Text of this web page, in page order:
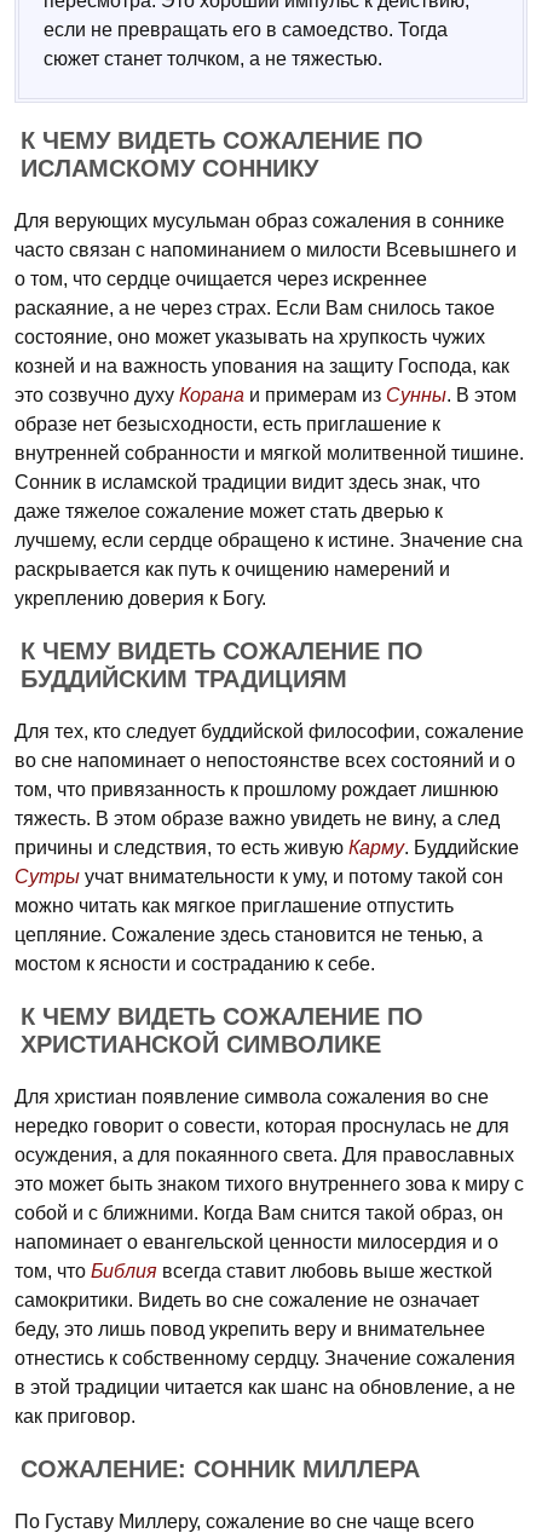
если не превращать его в самоедство. Тогда
сюжет станет толчком, а не тяжестью.
К ЧЕМУ ВИДЕТЬ СОЖАЛЕНИЕ ПО
ИСЛАМСКОМУ СОННИКУ
Для верующих мусульман образ сожаления в соннике
часто связан с напоминанием о милости Всевышнего и
о том, что сердце очищается через искреннее
раскаяние, а не через страх. Если Вам снилось такое
состояние, оно может указывать на хрупкость чужих
козней и на важность упования на защиту Господа, как
это созвучно духу Корана и примерам из Сунны. В этом
образе нет безысходности, есть приглашение к
внутренней собранности и мягкой молитвенной тишине.
Сонник в исламской традиции видит здесь знак, что
даже тяжелое сожаление может стать дверью к
лучшему, если сердце обращено к истине. Значение сна
раскрывается как путь к очищению намерений и
укреплению доверия к Богу.
К ЧЕМУ ВИДЕТЬ СОЖАЛЕНИЕ ПО
БУДДИЙСКИМ ТРАДИЦИЯМ
Для тех, кто следует буддийской философии, сожаление
во сне напоминает о непостоянстве всех состояний и о
том, что привязанность к прошлому рождает лишнюю
тяжесть. В этом образе важно увидеть не вину, а след
причины и следствия, то есть живую Карму. Буддийские
Сутры учат внимательности к уму, и потому такой сон
можно читать как мягкое приглашение отпустить
цепляние. Сожаление здесь становится не тенью, а
мостом к ясности и состраданию к себе.
К ЧЕМУ ВИДЕТЬ СОЖАЛЕНИЕ ПО
ХРИСТИАНСКОЙ СИМВОЛИКЕ
Для христиан появление символа сожаления во сне
нередко говорит о совести, которая проснулась не для
осуждения, а для покаянного света. Для православных
это может быть знаком тихого внутреннего зова к миру с
собой и с ближними. Когда Вам снится такой образ, он
напоминает о евангельской ценности милосердия и о
том, что Библия всегда ставит любовь выше жесткой
самокритики. Видеть во сне сожаление не означает
беду, это лишь повод укрепить веру и внимательнее
отнестись к собственному сердцу. Значение сожаления
в этой традиции читается как шанс на обновление, а не
как приговор.
СОЖАЛЕНИЕ: СОННИК МИЛЛЕРА
По Густаву Миллеру, сожаление во сне чаще всего